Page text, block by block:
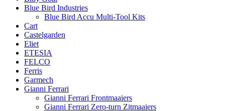
Blue Bird Industries
Blue Bird Accu Multi-Tool Kits
Cart
Castelgarden
Eliet
ETESIA
FELCO
Ferris
Garmech
Gianni Ferrari
Gianni Ferrari Frontmaaiers
Gianni Ferrari Zero-turn Zitmaaiers